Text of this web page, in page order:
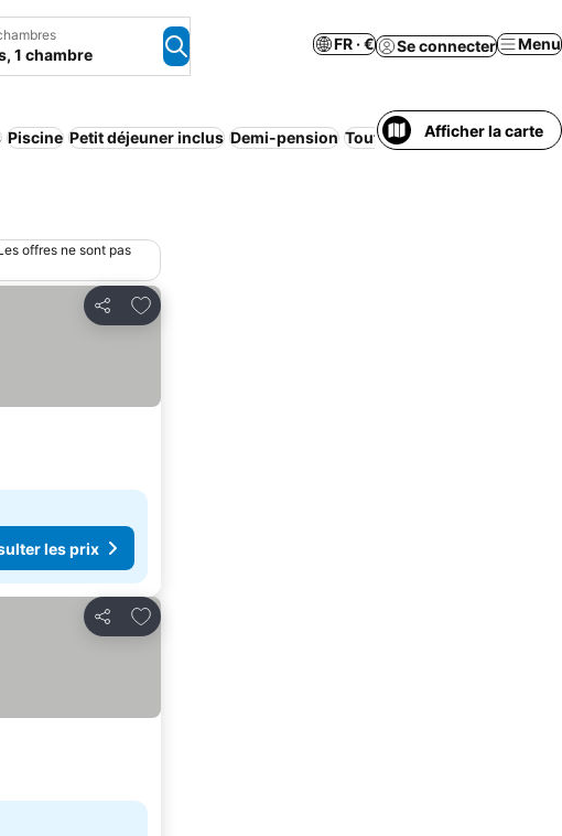
1 chambre
FR · € Se connecter Menu
Piscine Petit déjeuner inclus Demi-pension Tout comprisAfficher la carte
offres ne sont pas
Partager
Ajouter à mes favoris
les prix
Partager
Ajouter à mes favoris